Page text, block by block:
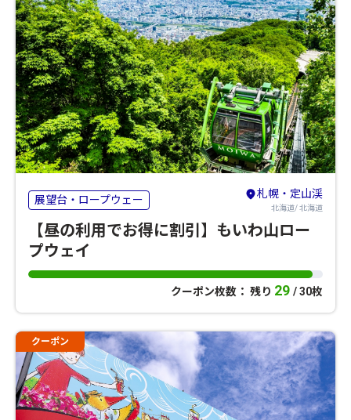
展望台・ロープウェー 札幌・定山渓
北海道/ 北海道
【昼の利用でお得に割引】もいわ山ロー
プウェイ
クーポン枚数： 残り 29 / 30枚
クーポン